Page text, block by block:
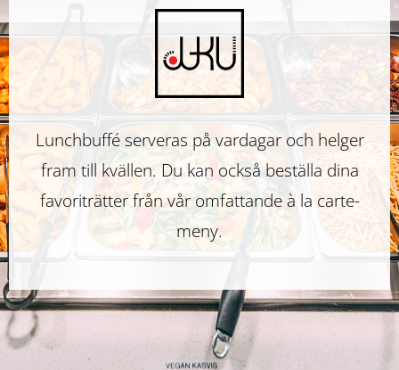
Restaurang
Restaurang
Juku
Lunchbuffé serveras på vardagar och helger
fram till kvällen. Du kan också beställa dina
favoriträtter från vår omfattande à la carte-
meny.